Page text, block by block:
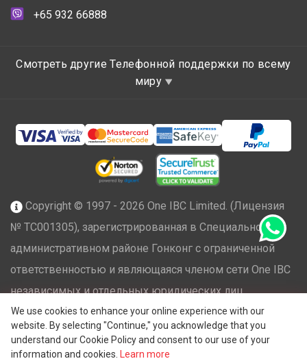
We use cookies to enhance your online experience with our
website. By selecting "Continue," you acknowledge that you
understand our Cookie Policy and consent to our use of your
information and cookies.
Learn more
+65 932 66888
Смотреть другие Телефонной поддержки по всему
миру
Copyright © 1997 - 2026 One IBC Limited. (Лицензия
№ TC001305), зарегистрированная в Специальном
административном районе Гонконг с ограниченной
ответственностью и являющаяся членом сети One IBC
независимых и отдельных юридических лиц,
аффилированных с One IBC®Group ("One IBC Limited
швейцарской компанией. Все права защищены.
Пожалуйста, см.Структуру One IBC